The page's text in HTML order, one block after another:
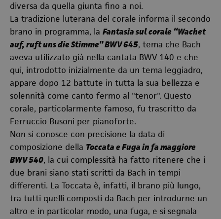
diversa da quella giunta fino a noi.
La tradizione luterana del corale informa il secondo
brano in programma, la Fantasia sul corale “Wachet
auf, ruft uns die Stimme” BWV 645, tema che Bach
aveva utilizzato già nella cantata BWV 140 e che
qui, introdotto inizialmente da un tema leggiadro,
appare dopo 12 battute in tutta la sua bellezza e
solennità come canto fermo al "tenor". Questo
corale, particolarmente famoso, fu trascritto da
Ferruccio Busoni per pianoforte.
Non si conosce con precisione la data di
composizione della Toccata e Fuga in fa maggiore
BWV 540, la cui complessità ha fatto ritenere che i
due brani siano stati scritti da Bach in tempi
differenti. La Toccata è, infatti, il brano più lungo,
tra tutti quelli composti da Bach per introdurne un
altro e in particolar modo, una fuga, e si segnala